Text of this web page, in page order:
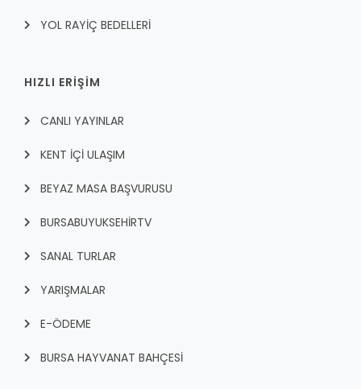
YOL RAYİÇ BEDELLERİ
HIZLI ERİŞİM
CANLI YAYINLAR
KENT İÇI ULAŞIM
BEYAZ MASA BAŞVURUSU
BURSABUYUKSEHIRTV
SANAL TURLAR
YARIŞMALAR
E-ÖDEME
BURSA HAYVANAT BAHÇESİ